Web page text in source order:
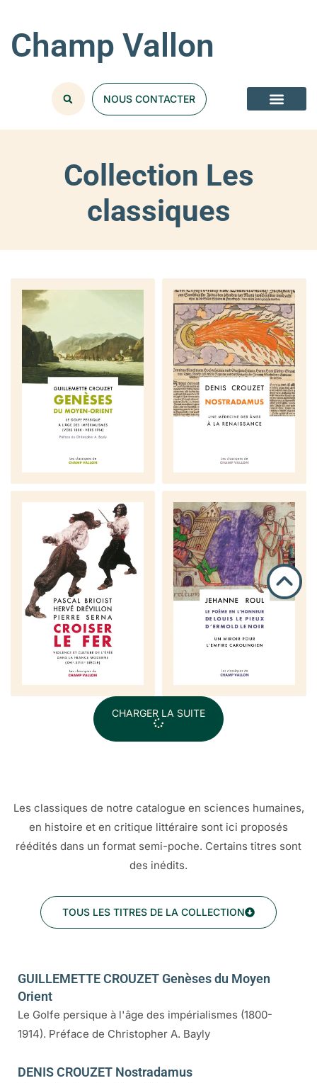
Champ Vallon
NOUS CONTACTER
Collection Les
classiques
Les classiques de notre catalogue en sciences humaines,
en histoire et en critique littéraire sont ici proposés
réédités dans un format semi-poche. Certains titres sont
des inédits.
TOUS LES TITRES DE LA COLLECTION
CHARGER LA SUITE
GUILLEMETTE CROUZET Genèses du Moyen
Orient
Le Golfe persique à l'âge des impérialismes (1800-
1914). Préface de Christopher A. Bayly
DENIS CROUZET Nostradamus